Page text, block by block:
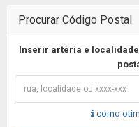
Procurar Código Postal
Inserir artéria e
como